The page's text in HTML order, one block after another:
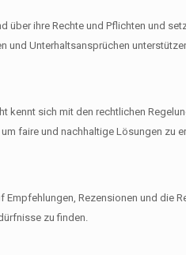
über ihre Rechte und Pflichten und
und Unterhaltsansprüchen
kennt sich mit den rechtlichen
faire und nachhaltige Lösungen zu
Rezensionen und die
zu finden.